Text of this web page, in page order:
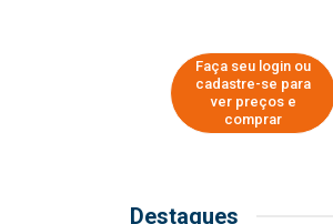
Faça seu login ou
cadastre-se para
ver preços e
comprar
Destaques